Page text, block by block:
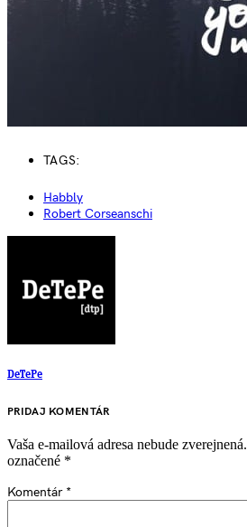
TAGS:
Habbly
Robert Corseanschi
DeTePe
PRIDAJ KOMENTÁR
Vaša e-mailová adresa nebude zverejnená.
označené *
Komentár *